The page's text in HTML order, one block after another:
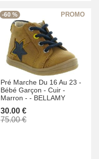
-60 %
Pré Marche Du 16 Au 23 -
Bébé Garçon - Cuir -
Marron - - BELLAMY
30.00 €
75.00 €